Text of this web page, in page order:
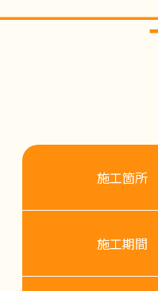
施工箇所
施工期間